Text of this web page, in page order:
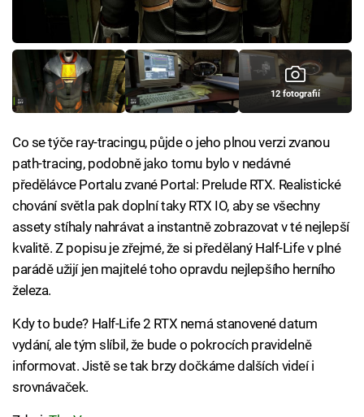
12 fotografií
Co se týče ray-tracingu, půjde o jeho plnou verzi zvanou
path-tracing, podobně jako tomu bylo v nedávné
předělávce Portalu zvané Portal: Prelude RTX. Realistické
chování světla pak doplní taky RTX IO, aby se všechny
assety stíhaly nahrávat a instantně zobrazovat v té nejlepší
kvalitě. Z popisu je zřejmé, že si předělaný Half-Life v plné
parádě užijí jen majitelé toho opravdu nejlepšího herního
železa.
Kdy to bude? Half-Life 2 RTX nemá stanovené datum
vydání, ale tým slíbil, že bude o pokrocích pravidelně
informovat. Jistě se tak brzy dočkáme dalších videí i
srovnávaček.